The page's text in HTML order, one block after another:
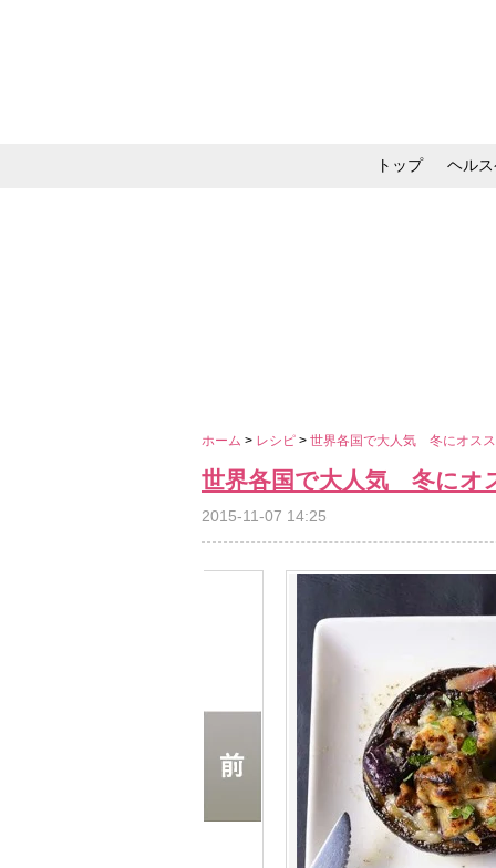
トップ ヘル
ホーム > レシピ > 世界各国で大人気 冬にオス
世界各国で大人気 冬にオ
2015-11-07 14:25